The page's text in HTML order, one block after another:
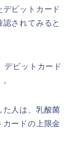
ビットカード
されてみると
デビットカード
た人は、乳酸菌
ードの上限金